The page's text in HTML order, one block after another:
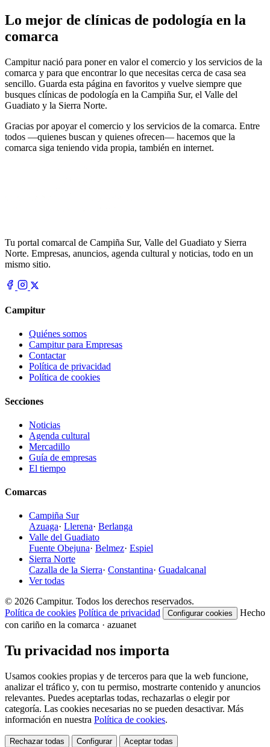
Lo mejor de clínicas de podología en la
comarca
Campitur nació para poner en valor el comercio y los servicios de la
comarca y para que encontrar lo que necesitas cerca de casa sea
sencillo. Guarda esta página en favoritos y vuelve siempre que
busques clínicas de podología en la Campiña Sur, el Valle del
Guadiato y la Sierra Norte.
Gracias por apoyar el comercio y los servicios de la comarca. Entre
todos —quienes buscan y quienes ofrecen— hacemos que la
comarca siga teniendo vida propia, también en internet.
Tu portal comarcal de Campiña Sur, Valle del Guadiato y Sierra
Norte. Empresas, anuncios, agenda cultural y noticias, todo en un
mismo sitio.
Campitur
Quiénes somos
Campitur para Empresas
Contactar
Política de privacidad
Política de cookies
Secciones
Noticias
Agenda cultural
Mercadillo
Guía de empresas
El tiempo
Comarcas
Campiña Sur
Azuaga· Llerena· Berlanga
Valle del Guadiato
Fuente Obejuna· Belmez· Espiel
Sierra Norte
Cazalla de la Sierra· Constantina· Guadalcanal
Ver todas
© 2026 Campitur. Todos los derechos reservados.
Política de cookies Política de privacidad Configurar cookies
Hecho
con cariño en la comarca · azuanet
Tu privacidad nos importa
Usamos cookies propias y de terceros para que la web funcione,
analizar el tráfico y, con tu permiso, mostrarte contenido y anuncios
relevantes. Puedes aceptarlas todas, rechazarlas o elegir por
categoría. Las cookies necesarias no se pueden desactivar. Más
información en nuestra Política de cookies.
Rechazar todas Configurar Aceptar todas